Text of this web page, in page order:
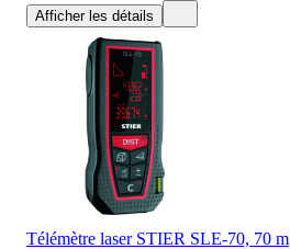
Afficher les détails
Télémètre laser STIER SLE-70, 70 m